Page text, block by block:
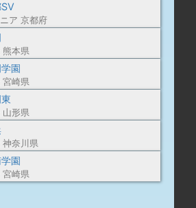
ア 京都府
熊本県
園
宮崎県
山形県
神奈川県
園
宮崎県